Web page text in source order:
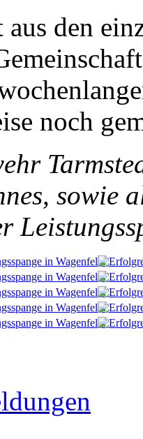
den
noch
sowie